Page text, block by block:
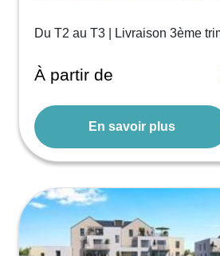
Du T2 au T3 | Livraison 3ème
À partir de
En savoir plus